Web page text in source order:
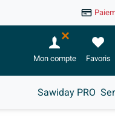
Mon compte Favoris
Sawiday PRO